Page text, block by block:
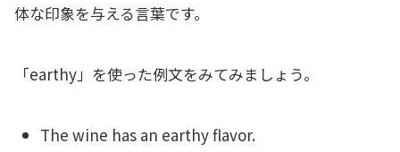
体な印象を与える言葉です。
「earthy」を使った例文をみてみましょう。
The wine has an earthy flavor.